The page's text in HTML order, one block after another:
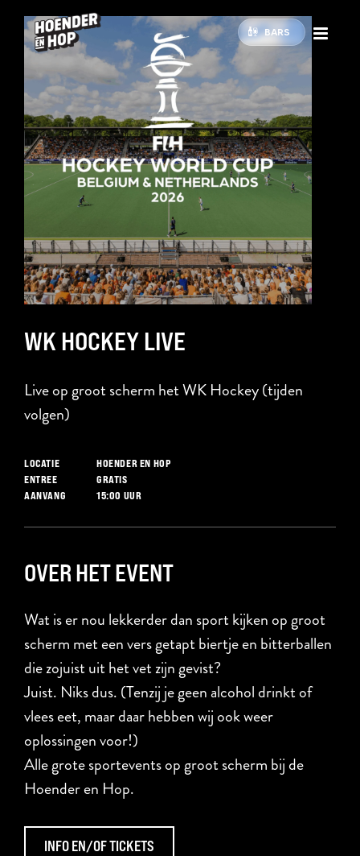
BARS
WK HOCKEY LIVE
Live op groot scherm het WK Hockey (tijden
volgen)
LOCATIE
HOENDER EN HOP
ENTREE
GRATIS
AANVANG
15:00 UUR
OVER HET EVENT
Wat is er nou lekkerder dan sport kijken op groot
scherm met een vers getapt biertje en bitterballen
die zojuist uit het vet zijn gevist?
Juist. Niks dus. (Tenzij je geen alcohol drinkt of
vlees eet, maar daar hebben wij ook weer
oplossingen voor!)
Alle grote sportevents op groot scherm bij de
Hoender en Hop.
INFO EN/OF TICKETS